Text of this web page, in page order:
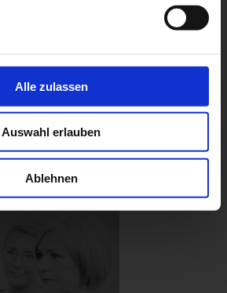
Alle zulassen
Auswahl erlauben
Ablehnen